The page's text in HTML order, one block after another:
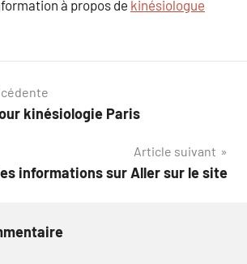
à propos de kinésiologue
kinésiologie Paris
Article suivant
informations sur Aller sur le site